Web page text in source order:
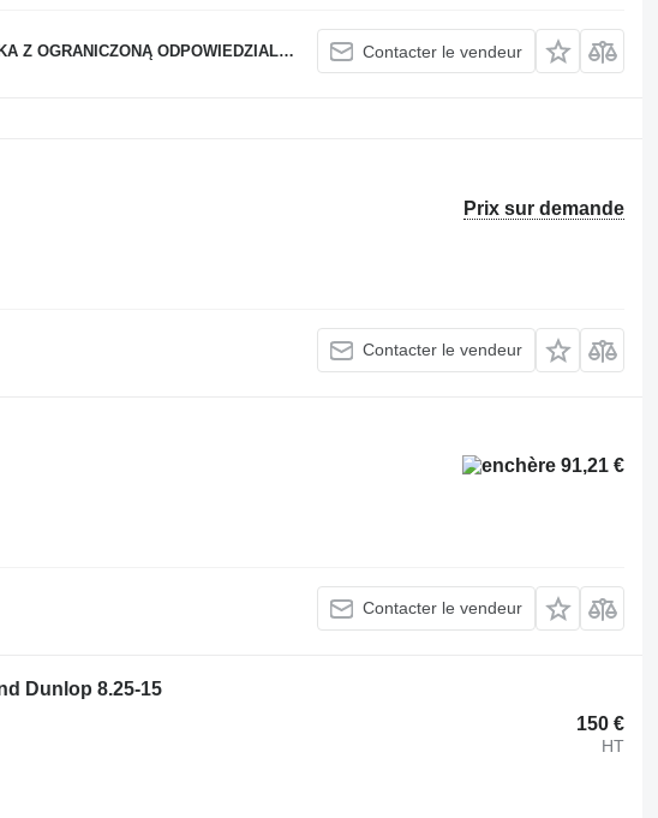
ODPOWIEDZIALNOŚCIĄ Contacter le vendeur
Prix sur demande
Contacter le vendeur
91,21 €
Contacter le vendeur
Dunlop 8.25-15
150 €
HT